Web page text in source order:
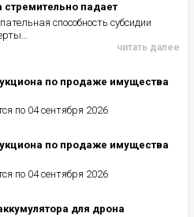
стремительно падает
способность субсидии
читать далее
по продаже имущества
по 04 сентября 2026
по продаже имущества
по 04 сентября 2026
для дрона